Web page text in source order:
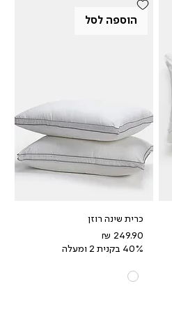
הוספה לסל
כרית שינה רוזן
מחיר
40% בקנית 2 ומעלה